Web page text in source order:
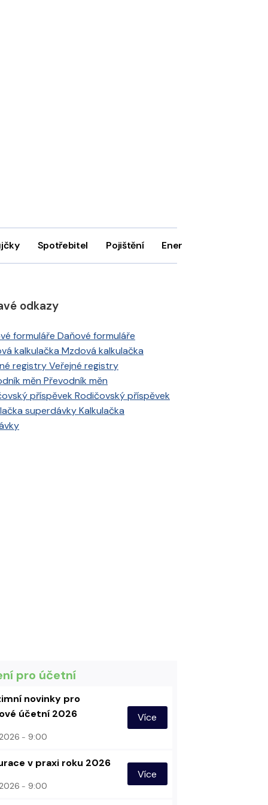
Spotřebitel Pojištění Energie
odkazy
Daňové formuláře
Mzdová kalkulačka
Veřejné registry
Převodník měn
Rodičovský příspěvek
Kalkulačka
pro účetní
novinky pro
účetní 2026
9:00
Více
v praxi roku 2026
9:00
Více